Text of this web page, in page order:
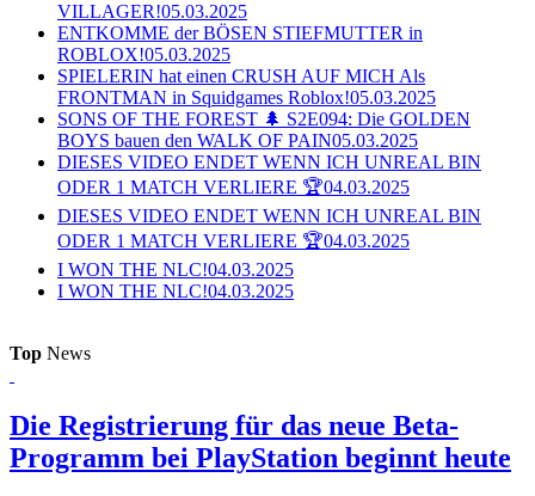
VILLAGER!05.03.2025
ENTKOMME der BÖSEN STIEFMUTTER in
ROBLOX!05.03.2025
SPIELERIN hat einen CRUSH AUF MICH Als
FRONTMAN in Squidgames Roblox!05.03.2025
SONS OF THE FOREST 🌲 S2E094: Die GOLDEN
BOYS bauen den WALK OF PAIN05.03.2025
DIESES VIDEO ENDET WENN ICH UNREAL BIN
ODER 1 MATCH VERLIERE 🏆04.03.2025
DIESES VIDEO ENDET WENN ICH UNREAL BIN
ODER 1 MATCH VERLIERE 🏆04.03.2025
I WON THE NLC!04.03.2025
I WON THE NLC!04.03.2025
Top News
Die Registrierung für das neue Beta-
Programm bei PlayStation beginnt heute